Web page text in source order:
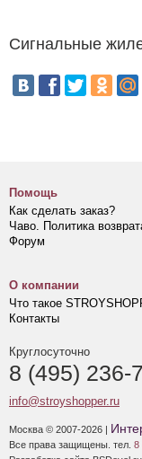
Сигнальные
Помощь
Как сделать заказ?
Чаво. Политика
Форум
О компании
Что такое
Контакты
Круглосуточно
8 (495) 236-
info@stroyshopper.ru
Москва © 2007-2026 |
Все права защищены. тел. 8